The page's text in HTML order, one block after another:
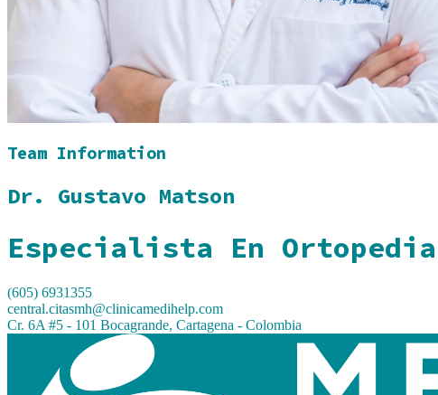
Team Information
Dr. Gustavo Matson
Especialista En
(605) 6931355
central.citasmh@clinicamedihelp.com
Cr. 6A #5 - 101 Bocagrande, Cartagena - Colombia